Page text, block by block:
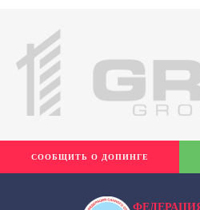
СООБЩИТЬ О ДОПИНГЕ